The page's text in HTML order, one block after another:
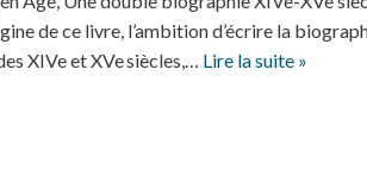
de ce livre, l’ambition d’écrire la
XIVe et XVe siècles,… Lire la suite »